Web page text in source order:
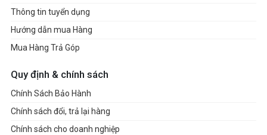
Thông tin tuyển dụng
Hướng dẫn mua Hàng
Mua Hàng Trả Góp
Quy định & chính sách
Chính Sách Bảo Hành
Chính sách đổi, trả lại hàng
Chính sách cho doanh nghiệp